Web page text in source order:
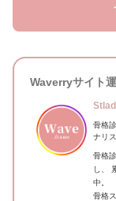
Waverryサイト
骨格
ナリ
骨格
し、
中。
骨格